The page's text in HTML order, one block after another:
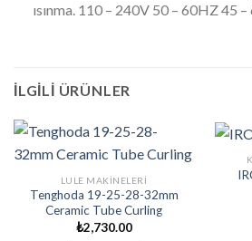
ısınma. 110 – 240V 50 – 60HZ 45 –
İLGILI ÜRÜNLER
LULE MAKINELERI
Tenghoda 19-25-28-32mm
Ceramic Tube Curling
₺2,730.00